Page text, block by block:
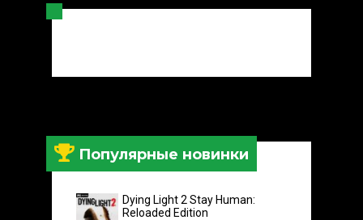
Популярные новинки
Dying Light 2 Stay Human:
Reloaded Edition